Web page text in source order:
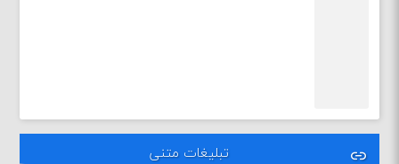
تبلیغات متنی